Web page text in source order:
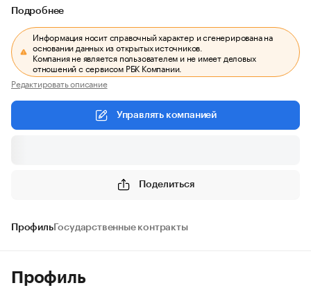
Подробнее
Информация носит справочный характер и сгенерирована на
основании данных из открытых источников.
Компания не является пользователем и не имеет деловых
отношений с сервисом РБК Компании.
Редактировать описание
Управлять компанией
Поделиться
ПрофильГосударственные контракты
Профиль